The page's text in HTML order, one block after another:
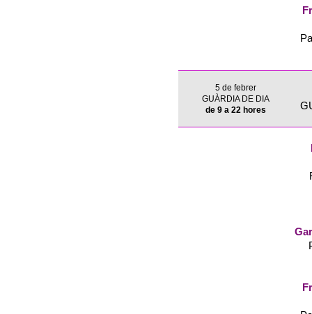
5 de febrer
GUÀRDIA DE DIA
de 9 a 22 hores